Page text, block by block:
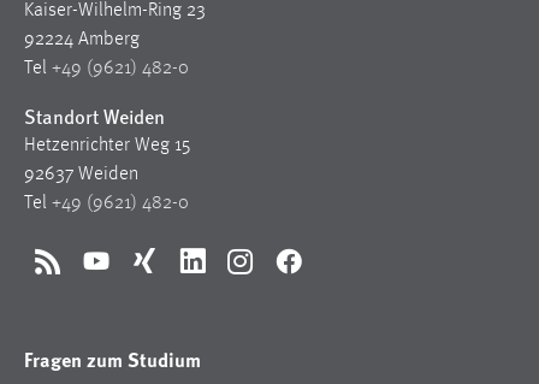
Kaiser-Wilhelm-Ring 23
92224 Amberg
Tel +49 (9621) 482-0
Standort Weiden
Hetzenrichter Weg 15
92637 Weiden
Tel +49 (9621) 482-0
RSS YouTubeXing LinkedInInstagramFacebook
Fragen zum Studium